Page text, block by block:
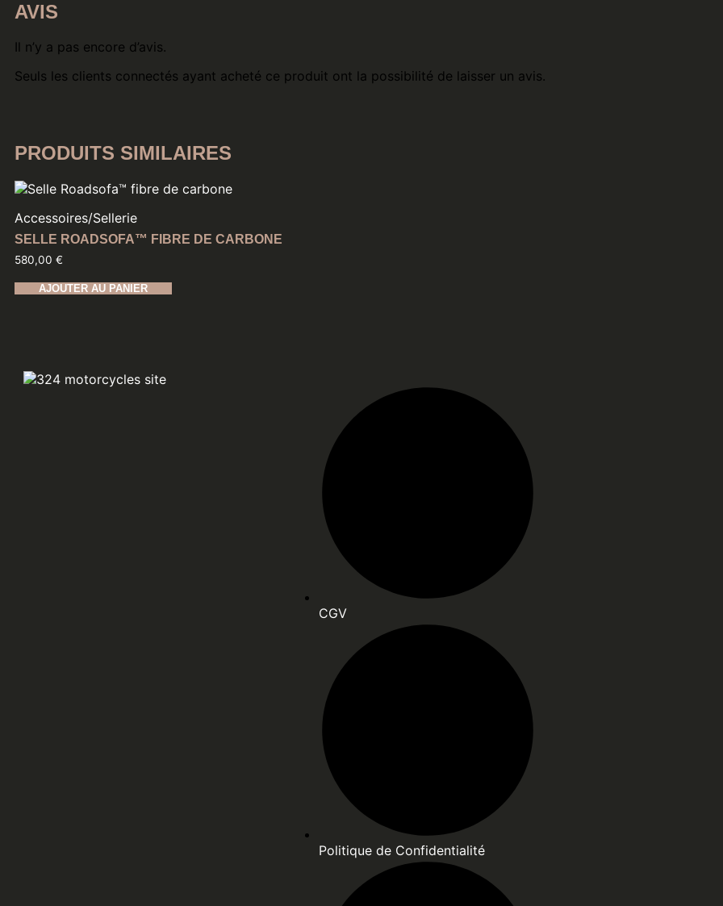
AVIS
Il n’y a pas encore d’avis.
Seuls les clients connectés ayant acheté ce produit ont la possibilité de laisser un avis.
PRODUITS SIMILAIRES
Accessoires/Sellerie
SELLE ROADSOFA™ FIBRE DE CARBONE
580,00 €
AJOUTER AU PANIER
CGV
Politique de Confidentialité